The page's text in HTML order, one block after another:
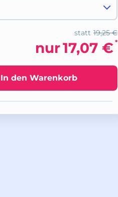
19,25 €
statt
nur17,07 € *
In den Warenkorb